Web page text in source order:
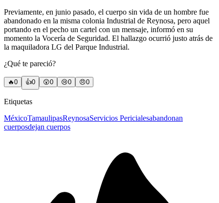
Previamente, en junio pasado, el cuerpo sin vida de un hombre fue
abandonado en la misma colonia Industrial de Reynosa, pero aquel
portando en el pecho un cartel con un mensaje, informó en su
momento la Vocería de Seguridad. El hallazgo ocurrió justo atrás de
la maquiladora LG del Parque Industrial.
¿Qué te pareció?
🔥0 👍0 😲0 😢0 😠0
Etiquetas
MéxicoTamaulipasReynosaServicios Pericialesabandonan
cuerposdejan cuerpos